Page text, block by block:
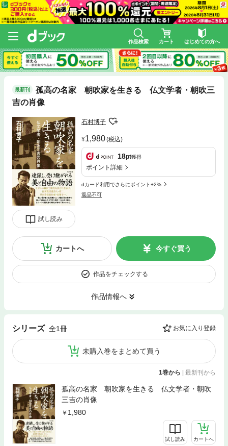
作品検索 カート はじめての方へ
最新刊
孤高の名家 朝吹家を生きる 仏文学者・朝吹三
吉の肖像
試し読み
石村博子
1,980(税込)
18pt獲得
ポイント詳細
dカード利用でさらにポイント+2%
返品不可
カートへ 今すぐ買う
作品をチェックする
作品情報へ
シリーズ 全1冊 お気に入り登録
未購入巻をまとめて買う
1巻から | 最新刊から
孤高の名家 朝吹家を生きる 仏文学者・朝吹
三吉の肖像
1,980
試し読み カートへ